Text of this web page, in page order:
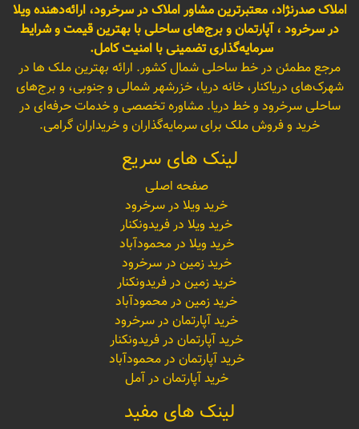
املاک صدرنژاد، معتبرترین مشاور املاک در سرخرود، ارائه‌دهنده ویلا
در سرخرود ، آپارتمان و برج‌های ساحلی با بهترین قیمت و شرایط
سرمایه‌گذاری تضمینی با امنیت کامل.
مرجع مطمئن در خط ساحلی شمال کشور. ارائه بهترین ملک ها در
شهرک‌های دریاکنار، خانه دریا، خزرشهر شمالی و جنوبی، و برج‌های
ساحلی سرخرود و خط دریا. مشاوره تخصصی و خدمات حرفه‌ای در
خرید و فروش ملک برای سرمایه‌گذاران و خریداران گرامی.
لینک های سریع
صفحه اصلی
خرید ویلا در سرخرود
خرید ویلا در فریدونکنار
خرید ویلا در محمودآباد
خرید زمین در سرخرود
خرید زمین در فریدونکنار
خرید زمین در محمودآباد
خرید آپارتمان در سرخرود
خرید آپارتمان در فریدونکنار
خرید آپارتمان در محمودآباد
خرید آپارتمان در آمل
لینک های مفید